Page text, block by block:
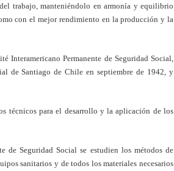
trabajo, manteniéndolo en armonía y equilibrio
con el mejor rendimiento en la producción y la
Interame­ricano Permanente de Seguridad Social,
de Santiago de Chile en septiembre de 1942, y
técnicos para el desarrollo y la aplicación de los
de Seguridad Social se estudien los métodos de
sanitarios y de todos los materiales necesarios